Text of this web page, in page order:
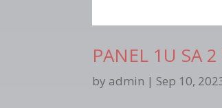
PANEL 1U SA
byadmin | Sep 10,